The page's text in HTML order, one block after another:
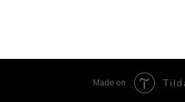
Made on